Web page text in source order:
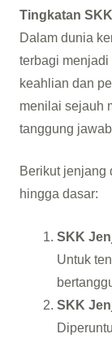
Tingkatan
Dalam dunia
terbagi
keahlian dan
menilai sejauh
tanggung
Berikut jenjang
hingga dasar:
SKK
Untuk
SKK